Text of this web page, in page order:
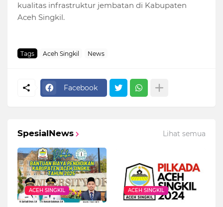
kualitas infrastruktur jembatan di Kabupaten
Aceh Singkil.
Tags Aceh Singkil News
Facebook
SpesialNews Lihat semua
ACEH SINGKIL ACEH SINGKIL